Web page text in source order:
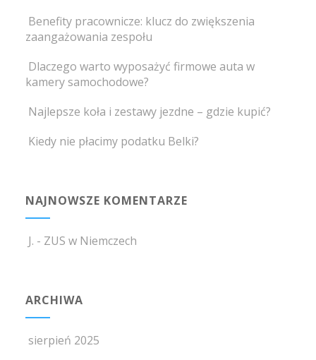
Benefity pracownicze: klucz do zwiększenia
zaangażowania zespołu
Dlaczego warto wyposażyć firmowe auta w
kamery samochodowe?
Najlepsze koła i zestawy jezdne – gdzie kupić?
Kiedy nie płacimy podatku Belki?
NAJNOWSZE KOMENTARZE
J. - ZUS w Niemczech
ARCHIWA
sierpień 2025